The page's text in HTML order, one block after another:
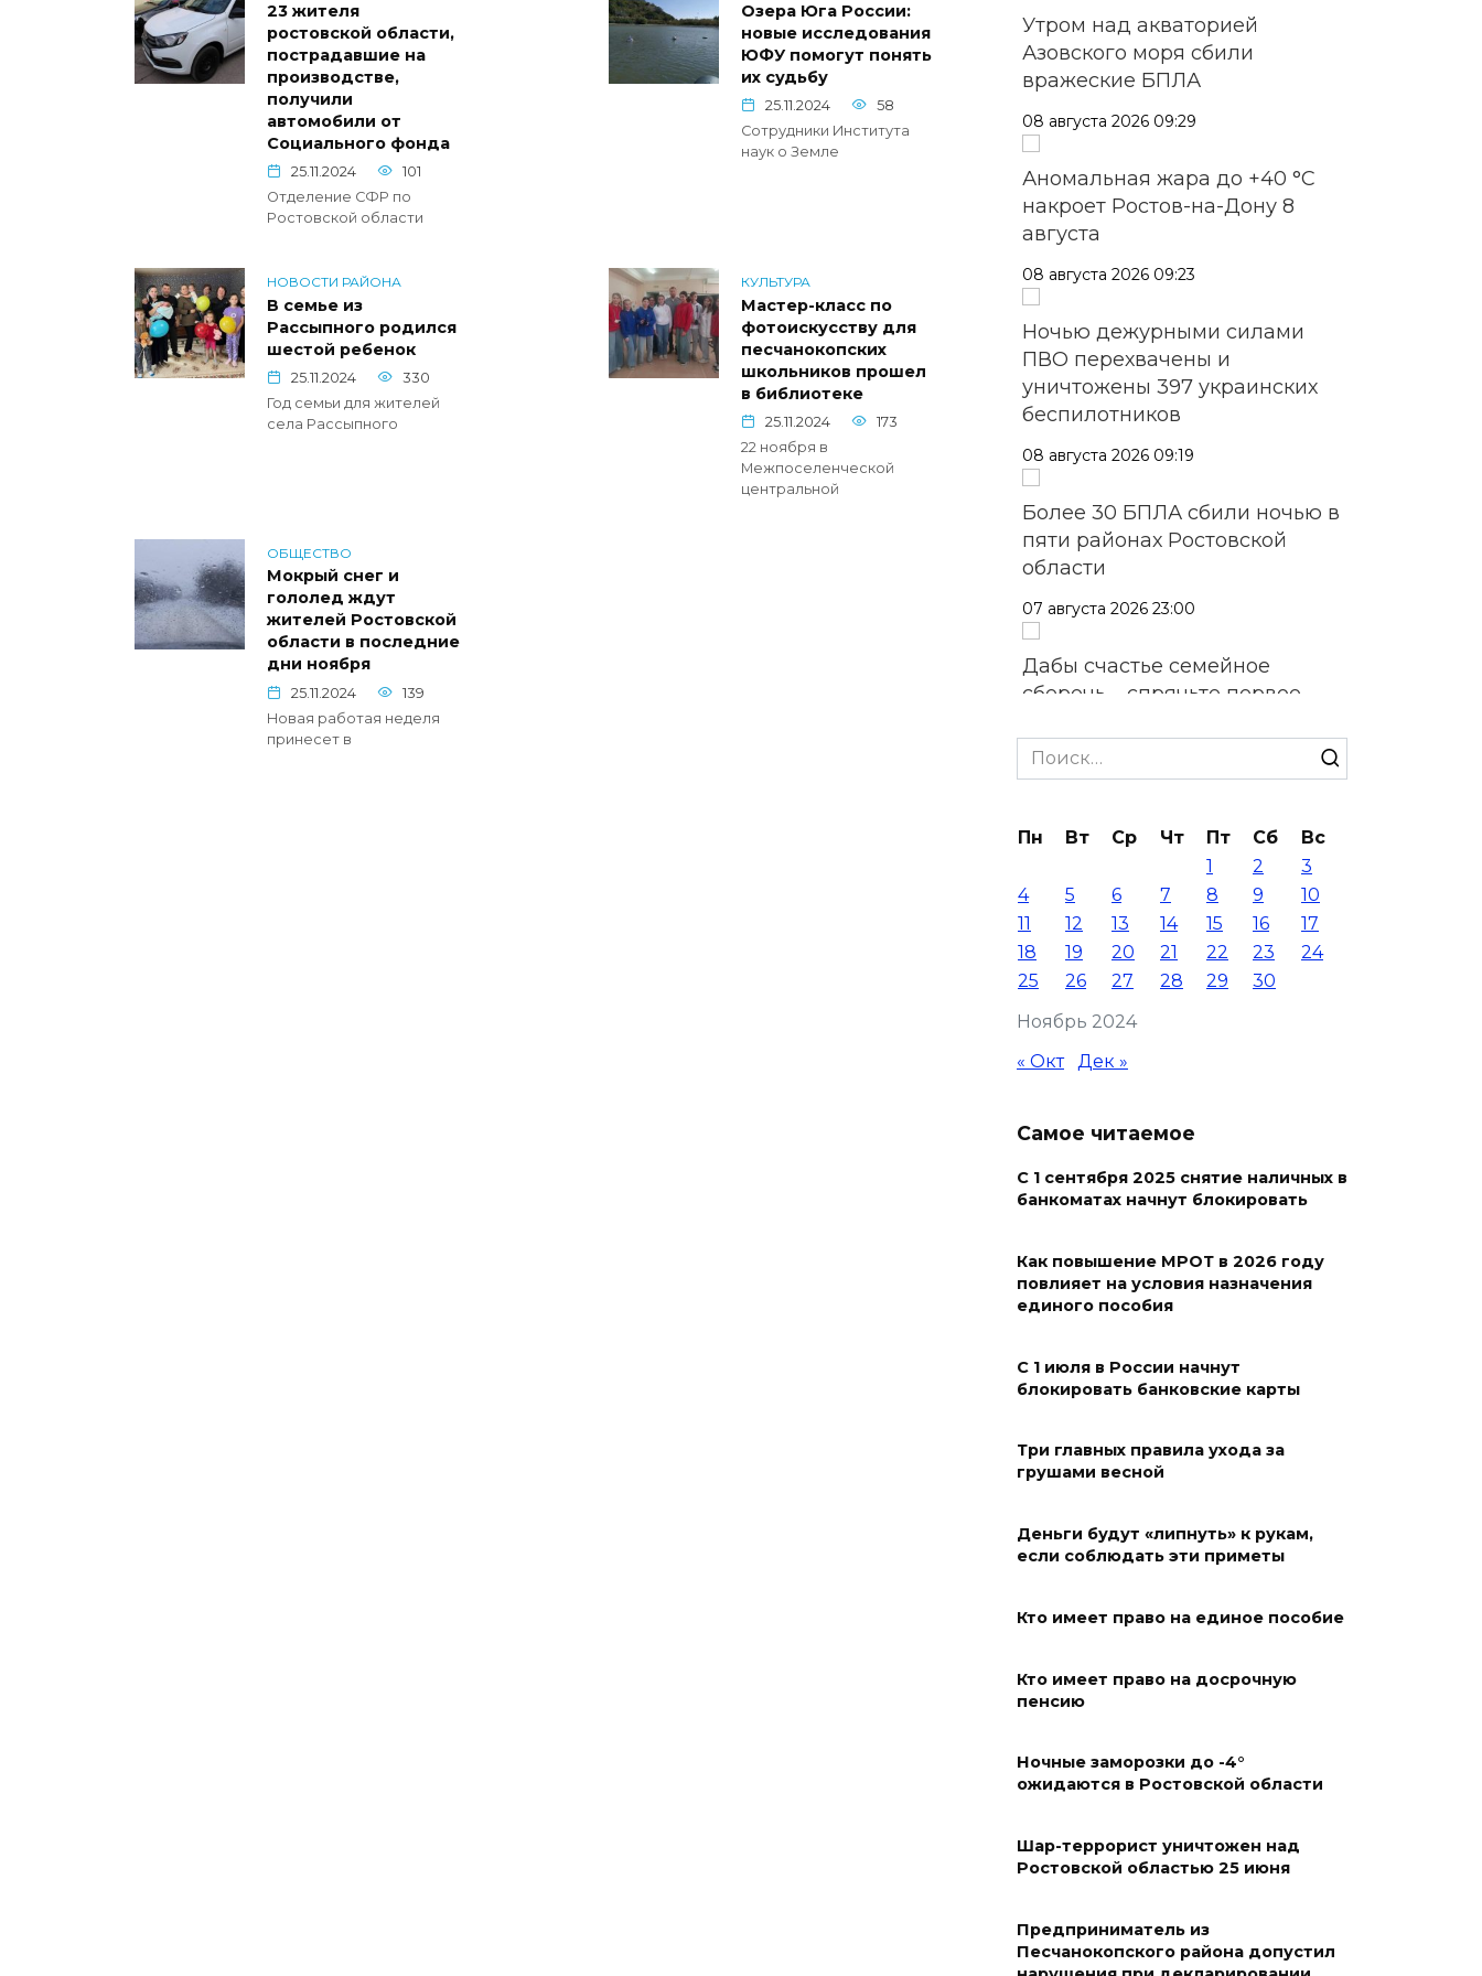
23 жителя
ростовской области,
пострадавшие на
производстве,
получили
автомобили от
Социального фонда
25.11.2024
101
Отделение СФР по
Ростовской области
Озера Юга России:
новые исследования
ЮФУ помогут понять
их судьбу
25.11.2024
58
Сотрудники Института
наук о Земле
НОВОСТИ РАЙОНА
В семье из
Рассыпного родился
шестой ребенок
25.11.2024
330
Год семьи для жителей
села Рассыпного
КУЛЬТУРА
Мастер-класс по
фотоискусству для
песчанокопских
школьников прошел
в библиотеке
25.11.2024
173
22 ноября в
Межпоселенческой
центральной
ОБЩЕСТВО
Мокрый снег и
гололед ждут
жителей Ростовской
области в последние
дни ноября
25.11.2024
139
Новая работая неделя
принесет в
Утром над акваторией
Азовского моря сбили
вражеские БПЛА
08 августа 2026 09:29
Аномальная жара до +40 °C
накроет Ростов-на-Дону 8
августа
08 августа 2026 09:23
Ночью дежурными силами
ПВО перехвачены и
уничтожены 397 украинских
беспилотников
08 августа 2026 09:19
Более 30 БПЛА сбили ночью в
пяти районах Ростовской
области
07 августа 2026 23:00
Дабы счастье семейное
сберечь – спрячьте первое
на 8 августа
В Железнодорожном районе
Ростова-на-Дону на сутки
отключат воду из-за
капремонта сетей
07 августа 2026 20:32
Полиция ищет вандалов,
осквернивших стелу
07 августа 2026 20:12
Госавтоинспекция по
Ростовской области призвала
из-за ухудшения погоды
07 августа 2026 19:39
Сап-фестиваль, ночной забег
и турниры: как в Ростове
07 августа 2026 19:19
отключили свет на четырех
07 августа 2026 18:42
В Ростовской области более
2000 жителей бесплатно
07 августа 2026 18:38
тысяч детей: в Ростовской
области продолжается
07 августа 2026 18:30
Search
for:
Ноябрь 2024
Пн Вт Ср Чт Пт Сб
Вс
1
2
3
4
5 6 7 8 9
10
11
12 13 14 15 16
17
18
19 20 21 22 23
24
25
26 27 28 29 30
« Окт Дек »
Самое читаемое
С 1 сентября 2025 снятие наличных в
банкоматах начнут блокировать
Как повышение МРОТ в 2026 году
повлияет на условия назначения
единого пособия
С 1 июля в России начнут
блокировать банковские карты
Три главных правила ухода за
грушами весной
Деньги будут «липнуть» к рукам,
если соблюдать эти приметы
Кто имеет право на единое пособие
Кто имеет право на досрочную
пенсию
Ночные заморозки до -4°
ожидаются в Ростовской области
Шар-террорист уничтожен над
Ростовской областью 25 июня
Предприниматель из
Песчанокопского района допустил